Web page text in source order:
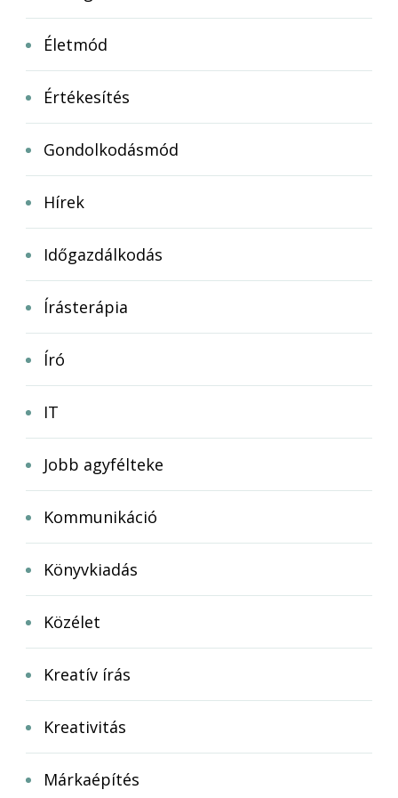
Életmód
Értékesítés
Gondolkodásmód
Hírek
Időgazdálkodás
Írásterápia
Író
IT
Jobb agyfélteke
Kommunikáció
Könyvkiadás
Közélet
Kreatív írás
Kreativitás
Márkaépítés